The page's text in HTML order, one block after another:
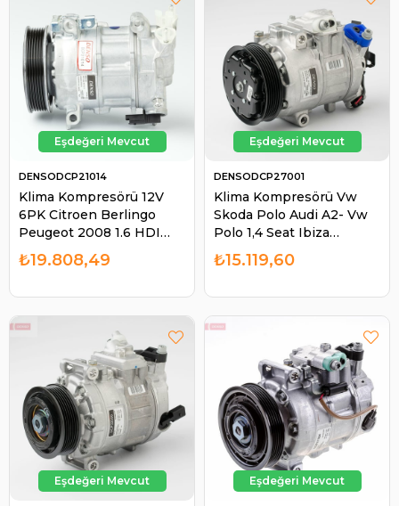
Klima Kompresörü 12V
6PK Citroen Berlingo
Peugeot 2008 1.6 HDI
2013-/ Partner 308 3008
5008 CITROEN-D21014
DENSODCP21014
₺19.808,49
Klima Kompresörü Vw
Skoda Polo Audi A2- Vw
Polo 1,4 Seat Ibiza
Cordoba DCP32020
DCP27001 DCP02007
DENSODCP27001
₺15.119,60